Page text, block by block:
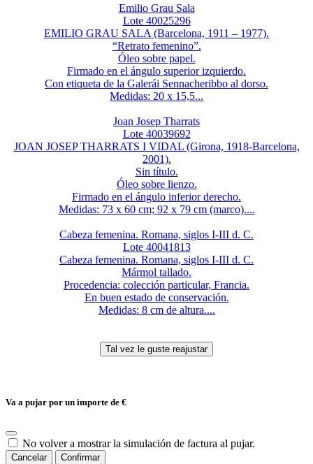
Emilio Grau Sala
Lote 40025296
EMILIO GRAU SALA (Barcelona, 1911 – 1977).
“Retrato femenino”.
Óleo sobre papel.
Firmado en el ángulo superior izquierdo.
Con etiqueta de la Galerái Sennacheribbo al dorso.
Medidas: 20 x 15,5...
Joan Josep Tharrats
Lote 40039692
JOAN JOSEP THARRATS I VIDAL (Girona, 1918-Barcelona,
2001).
Sin título.
Óleo sobre lienzo.
Firmado en el ángulo inferior derecho.
Medidas: 73 x 60 cm; 92 x 79 cm (marco)....
Cabeza femenina. Romana, siglos I-III d. C.
Lote 40041813
Cabeza femenina. Romana, siglos I-III d. C.
Mármol tallado.
Procedencia: colección particular, Francia.
En buen estado de conservación.
Medidas: 8 cm de altura....
Va a pujar por un importe de €
No volver a mostrar la simulación de factura al pujar.
Cancelar Confirmar